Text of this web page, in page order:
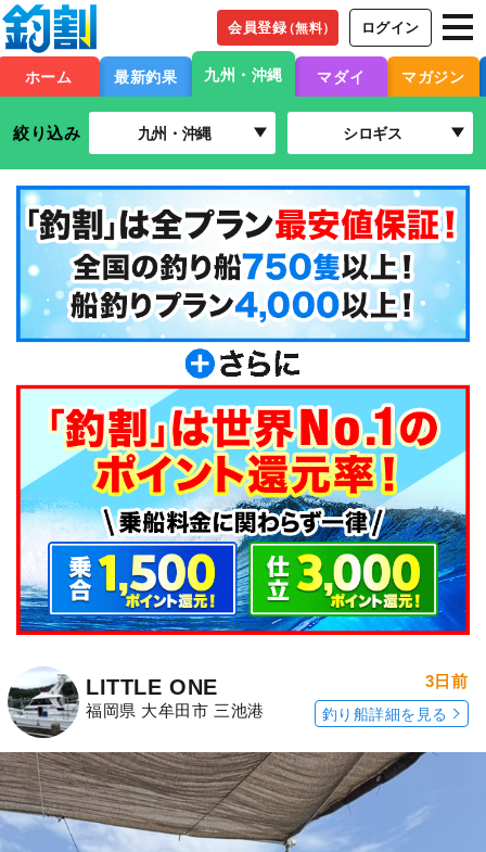
会員登録（無料） ログイン
ホーム 最新釣果 九州・沖縄 マダイ マガジン
絞り込み 九州・沖縄 シロギス
LITTLE ONE
福岡県 大牟田市 三池港
3日前
釣り船詳細を見る